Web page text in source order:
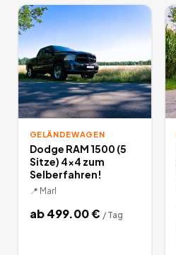
GELÄNDEWAGEN
Dodge RAM 1500 (5
Sitze) 4x4 zum
Selberfahren!
📍 Marl
ab499.00€ / Tag